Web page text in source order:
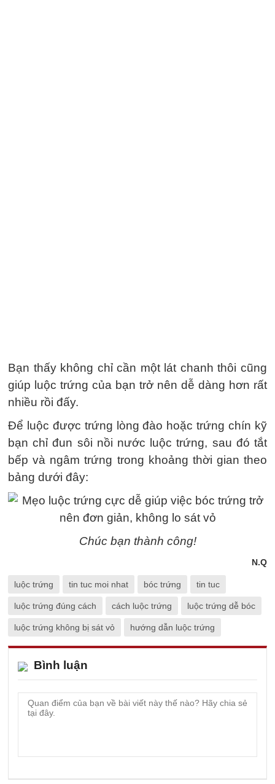
Bạn thấy không chỉ cần một lát chanh thôi cũng
giúp luộc trứng của bạn trở nên dễ dàng hơn rất
nhiều rồi đấy.
Để luộc được trứng lòng đào hoặc trứng chín kỹ
bạn chỉ đun sôi nồi nước luộc trứng, sau đó tắt
bếp và ngâm trứng trong khoảng thời gian theo
bảng dưới đây:
Chúc bạn thành công!
N.Q
luộc trứng tin tuc moi nhat bóc trứng tin tuc
luộc trứng đúng cách cách luộc trứng luộc trứng dễ bóc
luộc trứng không bị sát vỏ hướng dẫn luộc trứng
Bình luận